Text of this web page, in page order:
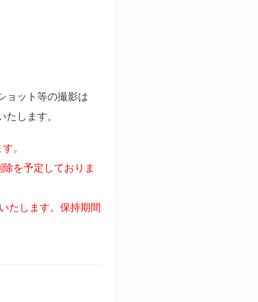
ョット等の撮影は
します。
。
を予定しておりま
たします。保持期間